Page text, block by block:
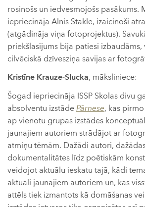
rosinošs un iedvesmojošs pasākums.
iepriecināja Alnis Stakle, izaicinoši
(atgādināja viņa fotoprojektus).
priekšlasījums bija patiesi izbaudāms,
cilvēciskā dzīvesziņa savijas ar
Kristīne Krauze-Slucka, māksliniece:
Šogad iepriecināja ISSP Skolas divu
absolventu izstādePārnese, kas
ap vienotu grupas izstādes
jaunajiem autoriem strādājot ar
atmiņu tēmām. Dažādi autori,
dokumentalitātes līdz poētiskām
veidojot aktuālu ieskatu tajā, kādi
aktuāli jaunajiem autoriem un, kas
attēls tiek izmantots kā domāšanas